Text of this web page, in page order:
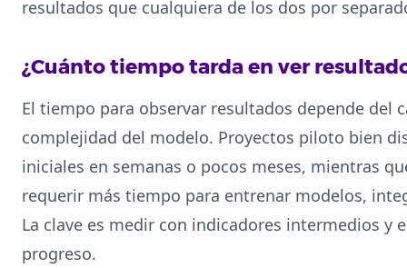
resultados que cualquiera de los dos por
¿Cuánto tiempo tarda en ver
El tiempo para observar resultados depende del
complejidad del modelo. Proyectos piloto bien
iniciales en semanas o pocos meses, mientras
requerir más tiempo para entrenar modelos,
La clave es medir con indicadores intermedios y
progreso.